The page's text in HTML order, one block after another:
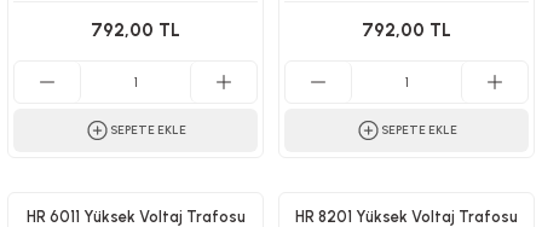
792,00 TL
SEPETE EKLE
792,00 TL
SEPETE EKLE
HR 6011 Yüksek Voltaj Trafosu
HR 8201 Yüksek Voltaj Trafosu